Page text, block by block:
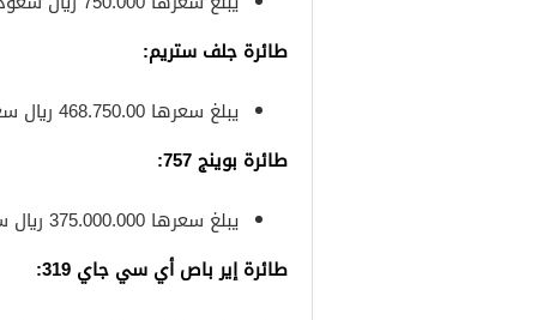
طائرة جلف ستريم:
يبلغ سعرها 468.750.00 ريال سعودي
طائرة بوينج 757 :
يبلغ سعرها 375.000.000 ريال سعودي
طائرة إير باص أي سي جاي 319 :